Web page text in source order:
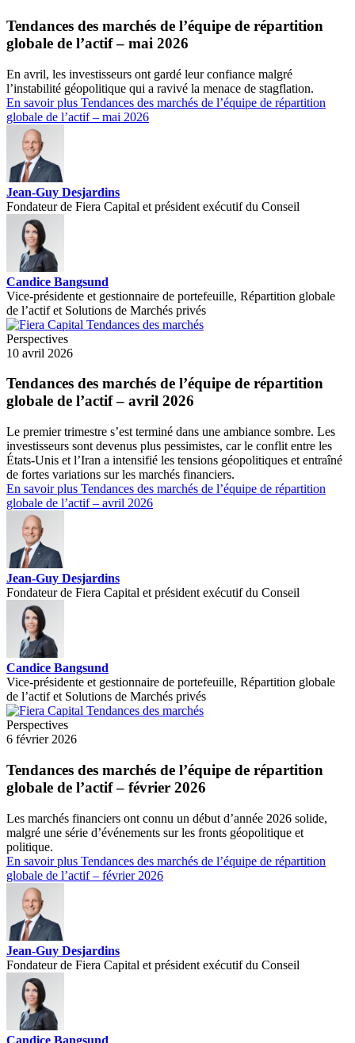
Tendances des marchés de l’équipe de répartition
globale de l’actif – mai 2026
En avril, les investisseurs ont gardé leur confiance malgré
l’instabilité géopolitique qui a ravivé la menace de stagflation.
En savoir plus Tendances des marchés de l’équipe de répartition
globale de l’actif – mai 2026
Jean-Guy Desjardins
Fondateur de Fiera Capital et président exécutif du Conseil
Candice Bangsund
Vice-présidente et gestionnaire de portefeuille, Répartition globale
de l’actif et Solutions de Marchés privés
Perspectives
10 avril 2026
Tendances des marchés de l’équipe de répartition
globale de l’actif – avril 2026
Le premier trimestre s’est terminé dans une ambiance sombre. Les
investisseurs sont devenus plus pessimistes, car le conflit entre les
États-Unis et l’Iran a intensifié les tensions géopolitiques et entraîné
de fortes variations sur les marchés financiers.
En savoir plus Tendances des marchés de l’équipe de répartition
globale de l’actif – avril 2026
Jean-Guy Desjardins
Fondateur de Fiera Capital et président exécutif du Conseil
Candice Bangsund
Vice-présidente et gestionnaire de portefeuille, Répartition globale
de l’actif et Solutions de Marchés privés
Perspectives
6 février 2026
Tendances des marchés de l’équipe de répartition
globale de l’actif – février 2026
Les marchés financiers ont connu un début d’année 2026 solide,
malgré une série d’événements sur les fronts géopolitique et
politique.
En savoir plus Tendances des marchés de l’équipe de répartition
globale de l’actif – février 2026
Jean-Guy Desjardins
Fondateur de Fiera Capital et président exécutif du Conseil
Candice Bangsund